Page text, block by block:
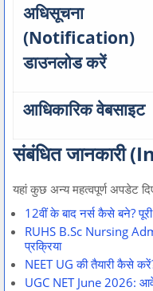
अधिसूचना
(Notification)
डाउनलोड करें
आधिकारिक वेबसाइट
संबंधित जानकारी
यहां कुछ अन्य महत्वपूर्ण अपडेट
12वीं के बाद नर्स कैसे बने?
RUHS B.Sc Nursing
प्रक्रिया
NEET UG की तैयारी कैसे
UGC NET June 2026: